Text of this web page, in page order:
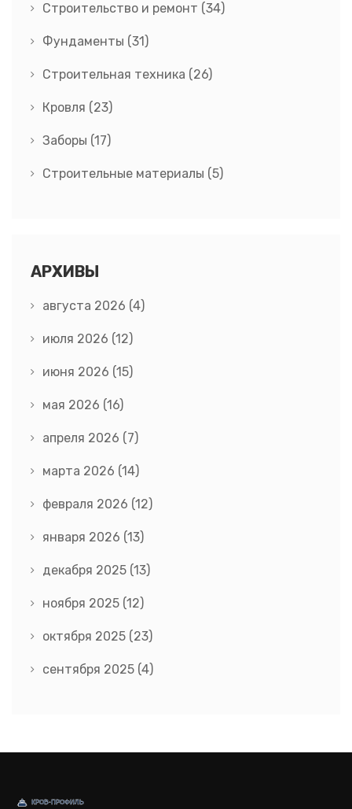
Строительство и ремонт (34)
Фундаменты (31)
Строительная техника (26)
Кровля (23)
Заборы (17)
Строительные материалы (5)
АРХИВЫ
августа 2026 (4)
июля 2026 (12)
июня 2026 (15)
мая 2026 (16)
апреля 2026 (7)
марта 2026 (14)
февраля 2026 (12)
января 2026 (13)
декабря 2025 (13)
ноября 2025 (12)
октября 2025 (23)
сентября 2025 (4)